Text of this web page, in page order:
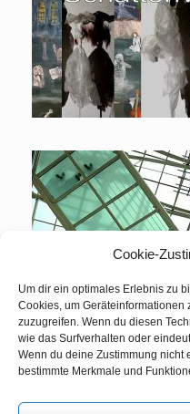
Cookie-
Um dir ein optimales Erlebnis zu
Cookies, um
zuzugreifen. Wenn du diesen
wie das Surfverhalten oder
Wenn du deine Zustimmung nicht
bestimmte Merkmale und